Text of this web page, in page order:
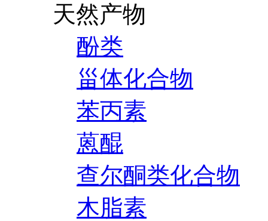
天然产物
酚类
甾体化合物
苯丙素
蒽醌
查尔酮类化合物
木脂素